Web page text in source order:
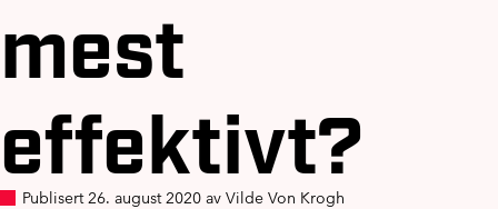
mest
effektivt?
Publisert 26. august 2020 av Vilde Von Krogh